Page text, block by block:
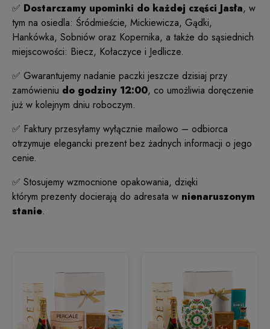
✅ Dostarczamy upominki do każdej części Jasła, w
tym na osiedla: Śródmieście, Mickiewicza, Gądki,
Hankówka, Sobniów oraz Kopernika, a także do sąsiednich
miejscowości: Biecz, Kołaczyce i Jedlicze.
✅ Gwarantujemy nadanie paczki jeszcze dzisiaj przy
zamówieniu do godziny 12:00, co umożliwia doręczenie
już w kolejnym dniu roboczym.
✅ Faktury przesyłamy wyłącznie mailowo – odbiorca
otrzymuje elegancki prezent bez żadnych informacji o jego
cenie.
✅ Stosujemy wzmocnione opakowania, dzięki
którym prezenty docierają do adresata w nienaruszonym
stanie.